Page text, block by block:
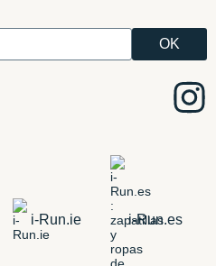
i-Run.ie i-Run.es